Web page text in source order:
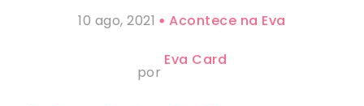
10 ago, 2021 Acontece na Eva
por
Eva Card